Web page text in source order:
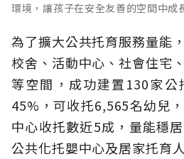
環境，讓孩子在安全友善的空間中成
為了擴大公共托育服務量能
校舍、活動中心、社會住宅
等空間，成功建置130家公
45%，可收托6,565名幼兒
中心收托數近5成，量能穩
公共化托嬰中心及居家托育